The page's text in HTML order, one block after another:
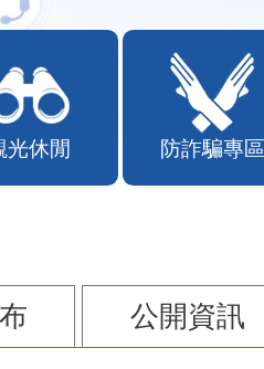
光休閒 防詐騙專區
公開資訊